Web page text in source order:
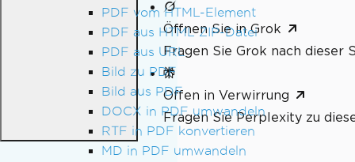
PDF vom HTML-Element
PDF aus HTML ZIP-Datei
PDF aus URL
Bild zu PDF
Bild aus PDF
DOCX in PDF umwandeln
RTF in PDF konvertieren
MD in PDF umwandeln
Öffnen Sie in Grok
Fragen Sie Grok nach dieser
Offen in Verwirrung
Fragen Sie Perplexity zu